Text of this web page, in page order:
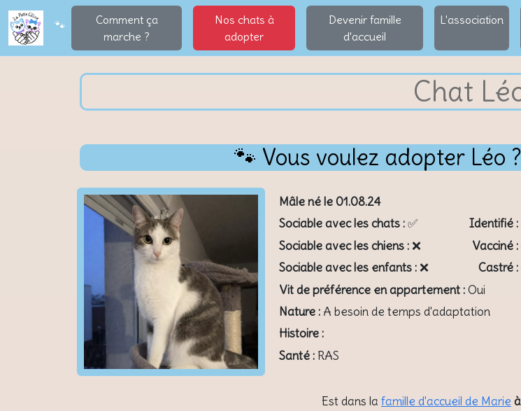
🐾
Comment ça
marche ?
Nos chats à
adopter
Devenir famille
d'accueil
L'association
Chat
🐾 Vous voulez adopter Léo ?
Mâle né le 01.08.24
Sociable avec les chats :✅
Sociable avec les chiens :❌
Sociable avec les enfants :❌
Identifié :
Vacciné :
Castré :
Vit de préférence en appartement :Oui
Nature : A besoin de temps d'adaptation
Histoire :
Santé : RAS
Est dans la famille d'accueil de Marie